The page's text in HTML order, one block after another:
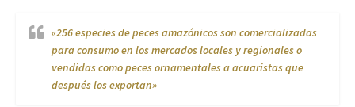
«256 especies de peces amazónicos son comercializadas
para consumo en los mercados locales y regionales o
vendidas como peces ornamentales a acuaristas que
después los exportan»